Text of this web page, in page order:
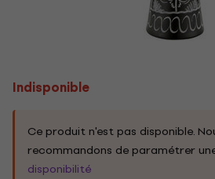
Indisponible
Ce produit n'est pas disponible.
recommandons de paramétrer
disponibilité